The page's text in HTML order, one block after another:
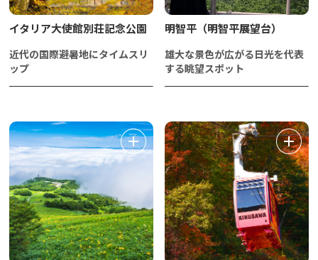
イタリア大使館別荘記念公園
近代の国際避暑地にタイムスリ
ップ
明智平（明智平展望台）
雄大な景色が広がる日光を代表
する眺望スポット